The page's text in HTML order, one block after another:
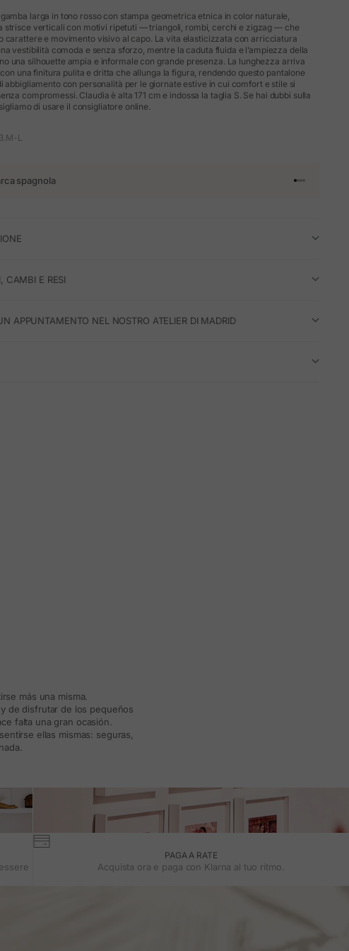
larga in tono rosso con stampa geometrica etnica in color naturale,
strisce verticali con motivi ripetuti — triangoli, rombi, cerchi e zigzag — che
carattere e movimento visivo al capo. La vita elasticizzata con arricciatura
vestibilità comoda e senza sforzo, mentre la caduta fluida e l’ampiezza della
una silhouette ampia e informale con grande presenza. La lunghezza arriva
una finitura pulita e dritta che allunga la figura, rendendo questo pantalone
abbigliamento con personalità per le giornate estive in cui comfort e stile si
compromessi. Claudia è alta 171 cm e indossa la taglia S. Se hai dubbi sulla
di usare il consigliatore online.
L
spagnola Vai
Vai
Vai
Vai
CAMBI E RESI
APPUNTAMENTO NEL NOSTRO ATELIER DI MADRID
más una misma.
de disfrutar de los pequeños
falta una gran ocasión.
ellas mismas: seguras,
PAGA A RATE
Acquista ora e paga con Klarna al tuo ritmo.